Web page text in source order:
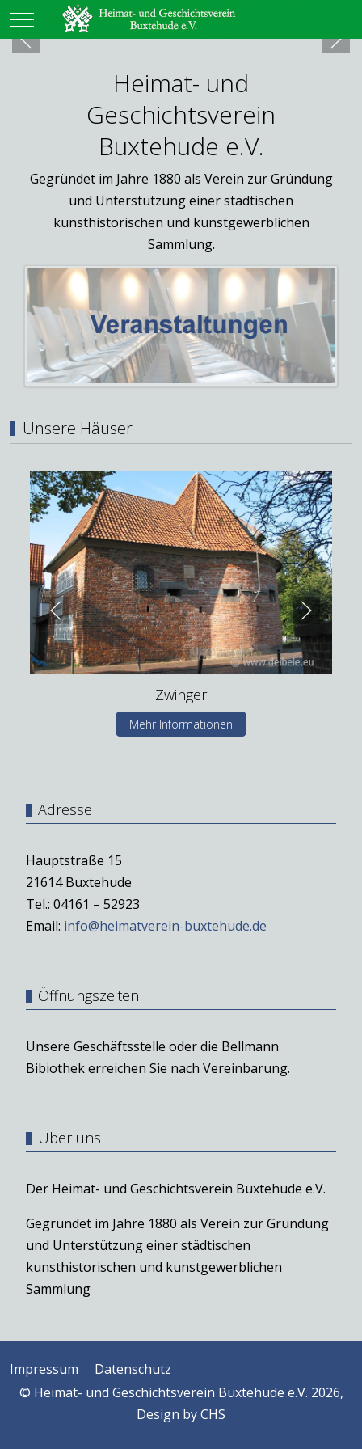
Mobile Menu Toggle
Heimat- und
Geschichtsverein
Buxtehude e.V.
Gegründet im Jahre 1880 als Verein zur Gründung
und Unterstützung einer städtischen
kunsthistorischen und kunstgewerblichen
Sammlung.
Unsere Häuser
Zwinger
Mehr Informationen
Adresse
Hauptstraße 15
21614 Buxtehude
Tel.: 04161 – 52923
Email: info@heimatverein-buxtehude.de
Öffnungszeiten
Unsere Geschäftsstelle oder die Bellmann
Bibiothek erreichen Sie nach Vereinbarung.
Über uns
Der Heimat- und Geschichtsverein Buxtehude e.V.
Gegründet im Jahre 1880 als Verein zur Gründung
und Unterstützung einer städtischen
kunsthistorischen und kunstgewerblichen
Sammlung
Impressum
Datenschutz
© Heimat- und Geschichtsverein Buxtehude e.V. 2026,
Design byCHS